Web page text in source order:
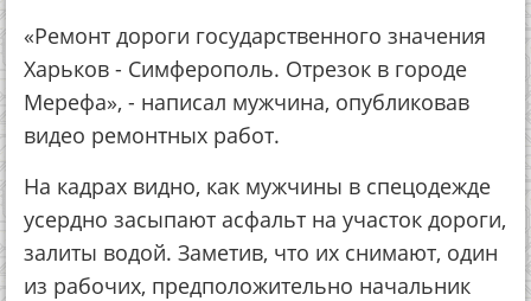
«Ремонт дороги государственного значения
Харьков - Симферополь. Отрезок в городе
Мерефа», - написал мужчина, опубликовав
видео ремонтных работ.
На кадрах видно, как мужчины в спецодежде
усердно засыпают асфальт на участок дороги,
залиты водой. Заметив, что их снимают, один
из рабочих, предположительно начальник